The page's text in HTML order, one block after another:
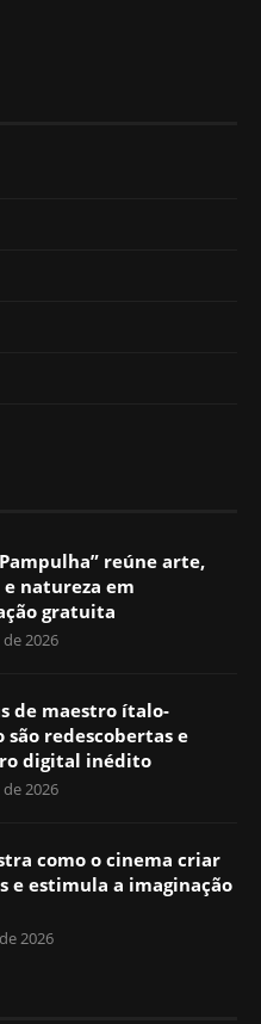
reúne arte,
natureza em
gratuita
2026
de maestro ítalo-
são redescobertas e
digital inédito
2026
como o cinema criar
e estimula a imaginação
2026